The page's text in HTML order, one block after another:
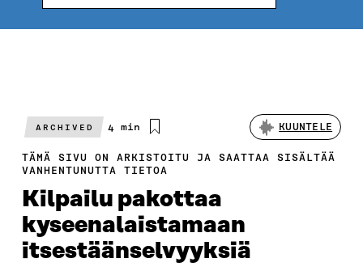
ARCHIVED
Arvioitu
4 min KUUNTELE
TÄMÄ SIVU ON ARKISTOITU JA SAATTAA SISÄLTÄÄ
VANHENTUNUTTA TIETOA
Kilpailu pakottaa
kyseenalaistamaan
itsestäänselvyyksiä